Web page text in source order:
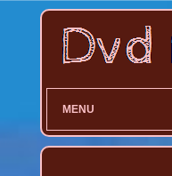
MENU